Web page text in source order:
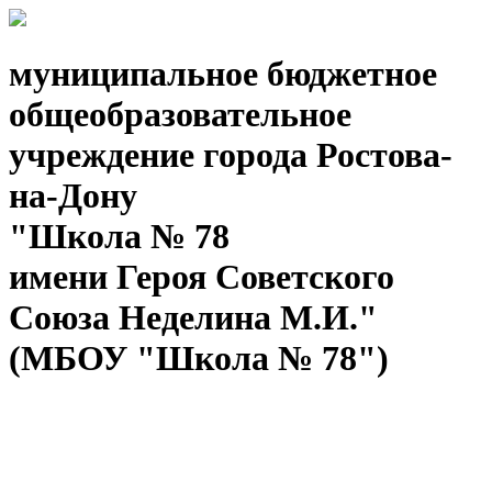
муниципальное бюджетное
общеобразовательное
учреждение города Ростова-
на-Дону
"Школа № 78
имени Героя Советского
Союза Неделина М.И."
(МБОУ "Школа № 78")